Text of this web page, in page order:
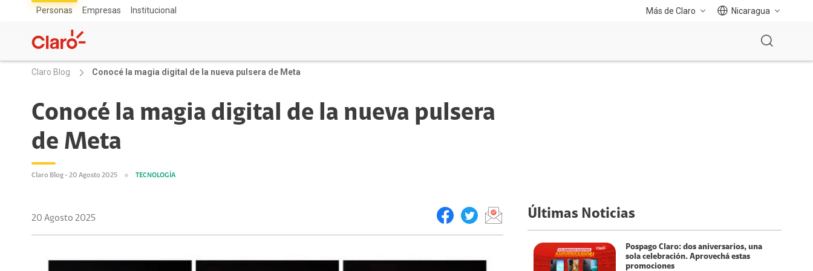
Personas Empresas Institucional Más de Claro Nicaragua
Claro Blog Conocé la magia digital de la nueva pulsera de Meta
Conocé la magia digital de la nueva pulsera
de Meta
Claro Blog - 20 Agosto 2025 TECNOLOGÍA
20 Agosto 2025 Últimas Noticias
Pospago Claro: dos aniversarios, una
sola celebración. Aprovechá estas
promociones